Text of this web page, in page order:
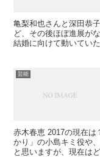
亀梨和也さんと深田恭
ど、その後ほぼ進展が
結婚に向けて動いてい
芸能
赤木春恵 2017の現在
かり」の小島キミ役や
と思いますが、現在は